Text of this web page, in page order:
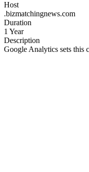
Host
.bizmatchingnews.com
Duration
1 Year
Description
Google Analytics sets this